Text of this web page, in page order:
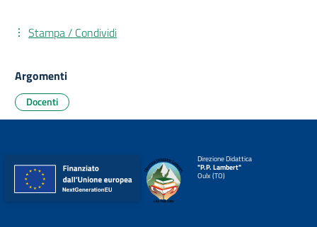
Stampa / Condividi
Argomenti
Docenti
Direzione Didattica
"P.P. Lambert"
Oulx (TO)